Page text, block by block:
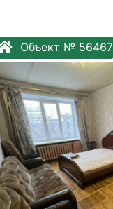
Объект № 56467